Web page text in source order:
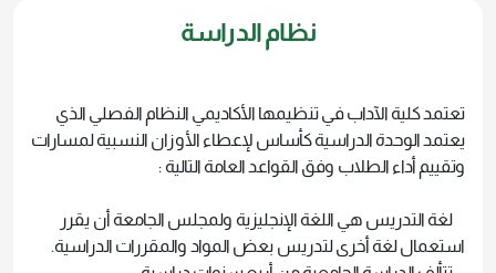
نظام الدراسة
تعتمد كلية الآداب في تنظيمها الأكاديمي النظام الفصلي الذي
يعتمد الوحدة الدراسية كأساس لإعطاء الأوزان النسبية لمسارات
وتقييم أداء الطلاب وفق القواعد العامة التالية :
لغة التدريس هي اللغة الإنجليزية ولمجلس الجامعة أن يقرر
استعمال لغة أخرى لتدريس بعض المواد والمقررات الدراسية.